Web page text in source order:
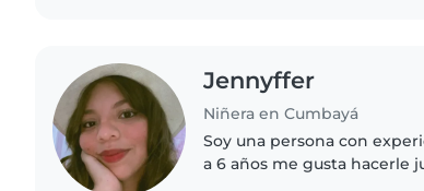
Jennyffer
Niñera en Cumbayá
Soy una persona con
a 6 años me gusta hacerle